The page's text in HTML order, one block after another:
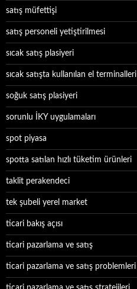
satış müfettişi
satış personeli yetiştirilmesi
sıcak satış plasiyeri
sıcak satışta kullanılan el terminalleri
soğuk satış plasiyeri
sorunlu İKY uygulamaları
spot piyasa
spotta satılan hızlı tüketim ürünleri
taklit perakendeci
tek şubeli yerel market
ticari bakış açısı
ticari pazarlama ve satış
ticari pazarlama ve satış problemleri